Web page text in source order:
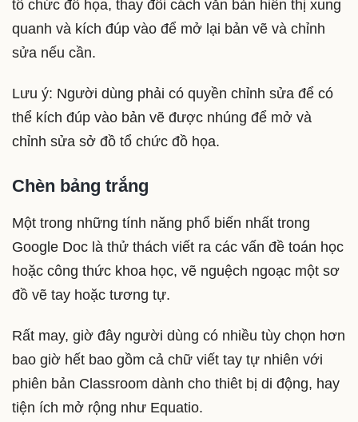
tổ chức đồ họa, thay đổi cách văn bản hiển thị xung
quanh và kích đúp vào để mở lại bản vẽ và chỉnh
sửa nếu cần.
Lưu ý: Người dùng phải có quyền chỉnh sửa để có
thể kích đúp vào bản vẽ được nhúng để mở và
chỉnh sửa sở đồ tổ chức đồ họa.
Chèn bảng trắng
Một trong những tính năng phổ biến nhất trong
Google Doc là thử thách viết ra các vấn đề toán học
hoặc công thức khoa học, vẽ nguệch ngoạc một sơ
đồ vẽ tay hoặc tương tự.
Rất may, giờ đây người dùng có nhiều tùy chọn hơn
bao giờ hết bao gồm cả chữ viết tay tự nhiên với
phiên bản Classroom dành cho thiêt bị di động, hay
tiện ích mở rộng như Equatio.